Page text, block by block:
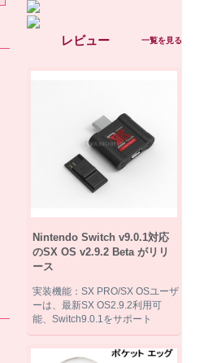
PlayStation(...
SONY PSVITA
適...
レビュー 一覧を見る
Nintendo Switch v9.0.1対応
のSX OS v2.9.2 Beta がリリ
ース
実装機能：SX PRO/SX OSユーザ
ーは、最新SX OS2.9.2利用可
能、Switch9.0.1をサポート